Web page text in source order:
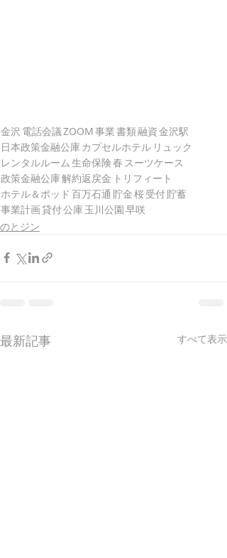
金沢 電話会議ZOOM事業書類融資金沢駅
日本政策金融公庫 カプセルホテル リュック
レンタルルーム 生命保険春 スーツケース
政策金融公庫解約返戻金 トリフィート
ホテル＆ポッド 百万石通 貯金桜受付貯蓄
事業計画貸付公庫玉川公園早咲
のとジン
最新記事 すべて表示